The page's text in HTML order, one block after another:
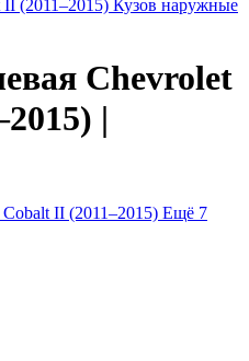
II (2011–2015) Кузов наружные
Chevrolet
|
Ещё 7